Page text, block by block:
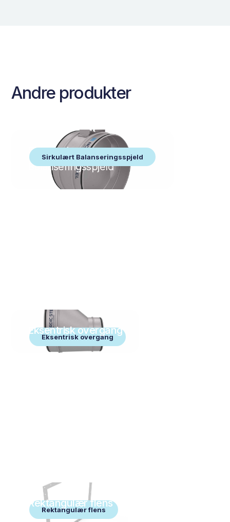
Andre produkter
Sirkulært Balanseringsspjeld
Sirkulært
Balanseringsspjeld
Eksentrisk overgang
Eksentrisk overgang
Rektangulær flens
Rektangulær flens